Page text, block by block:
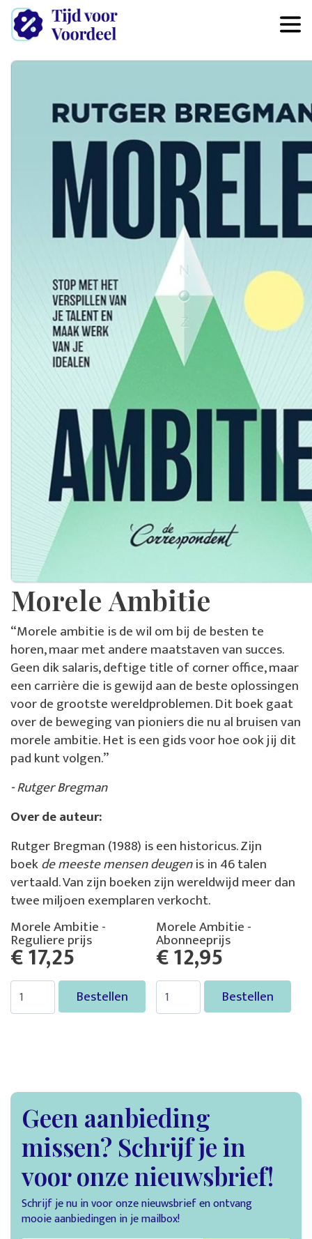
Morele Ambitie
“Morele ambitie is de wil om bij de besten te
horen, maar met andere maatstaven van succes.
Geen dik salaris, deftige title of corner office, maar
een carrière die is gewijd aan de beste oplossingen
voor de grootste wereldproblemen. Dit boek gaat
over de beweging van pioniers die nu al bruisen van
morele ambitie. Het is een gids voor hoe ook jij dit
pad kunt volgen.”
- Rutger Bregman
Over de auteur:
Rutger Bregman (1988) is een historicus. Zijn
boekde meeste mensen deugenis in 46 talen
vertaald. Van zijn boeken zijn wereldwijd meer dan
twee miljoen exemplaren verkocht.
Morele Ambitie -
Reguliere prijs
€ 17,25
Bestellen
Morele Ambitie -
Abonneeprijs
€ 12,95
Bestellen
Geen aanbieding
missen? Schrijf je in
voor onze nieuwsbrief!
Schrijf je nu in voor onze nieuwsbrief en ontvang
mooie aanbiedingen in je mailbox!